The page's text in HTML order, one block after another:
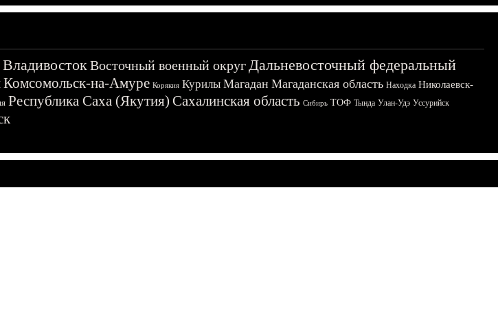
ВладивостокВосточный военный округДальневосточный федеральный
Комсомольск-на-Амуре Корякия Курилы Магадан Магаданская область Находка Николаевск-
Республика Саха (Якутия) Сахалинская область Сибирь ТОФ Тында Улан-Удэ Уссурийск